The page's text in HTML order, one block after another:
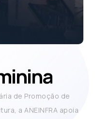
de Promoção de
a ANEINFRA apoia